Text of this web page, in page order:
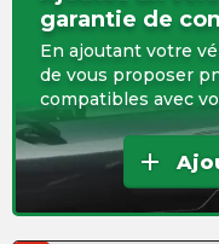
garantie de
En ajoutant votre
de vous proposer
compatibles avec
add